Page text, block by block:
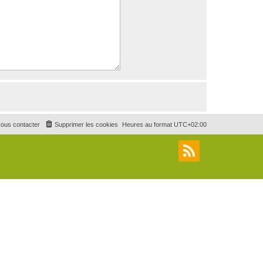
Heures au format UTC+02:00
Supprimer les cookies
contacter